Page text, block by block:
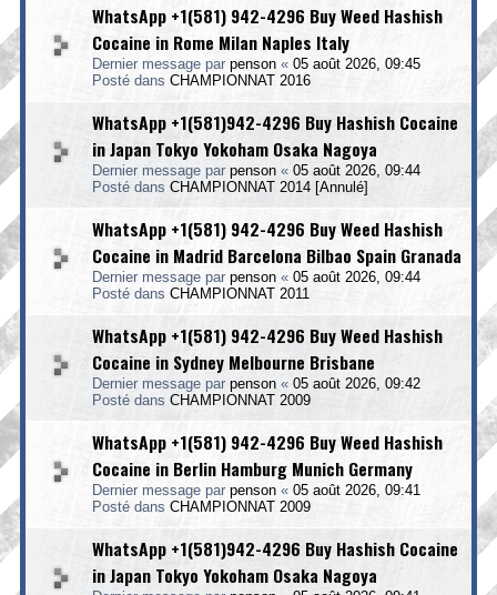
WhatsApp +1(581) 942-4296 Buy Weed Hashish
Cocaine in Rome Milan Naples Italy
Dernier message par penson « 05 août 2026, 09:45
Posté dans CHAMPIONNAT 2016
WhatsApp +1(581)942-4296 Buy Hashish Cocaine
in Japan Tokyo Yokoham Osaka Nagoya
Dernier message par penson « 05 août 2026, 09:44
Posté dans CHAMPIONNAT 2014 [Annulé]
WhatsApp +1(581) 942-4296 Buy Weed Hashish
Cocaine in Madrid Barcelona Bilbao Spain Granada
Dernier message par penson « 05 août 2026, 09:44
Posté dans CHAMPIONNAT 2011
WhatsApp +1(581) 942-4296 Buy Weed Hashish
Cocaine in Sydney Melbourne Brisbane
Dernier message par penson « 05 août 2026, 09:42
Posté dans CHAMPIONNAT 2009
WhatsApp +1(581) 942-4296 Buy Weed Hashish
Cocaine in Berlin Hamburg Munich Germany
Dernier message par penson « 05 août 2026, 09:41
Posté dans CHAMPIONNAT 2009
WhatsApp +1(581)942-4296 Buy Hashish Cocaine
in Japan Tokyo Yokoham Osaka Nagoya